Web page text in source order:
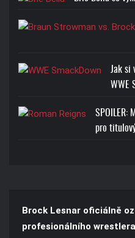
Jak si
WWE
SPOILER:
pro
Brock Lesnar oficiálně
profesionálního